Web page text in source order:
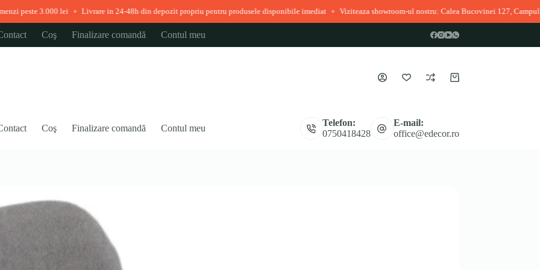
lei ◆ Livrare in 24-48h din depozit propriu pentru produsele disponibile imediat ◆ Viziteaza showroom-ul nostru: Calea Bucovinei 127, Campulung
Coş Finalizare comandă Contul meu
Coș
Coş Finalizare comandă Contul meu
Telefon:
0750418428
E-mail:
office@edecor.ro